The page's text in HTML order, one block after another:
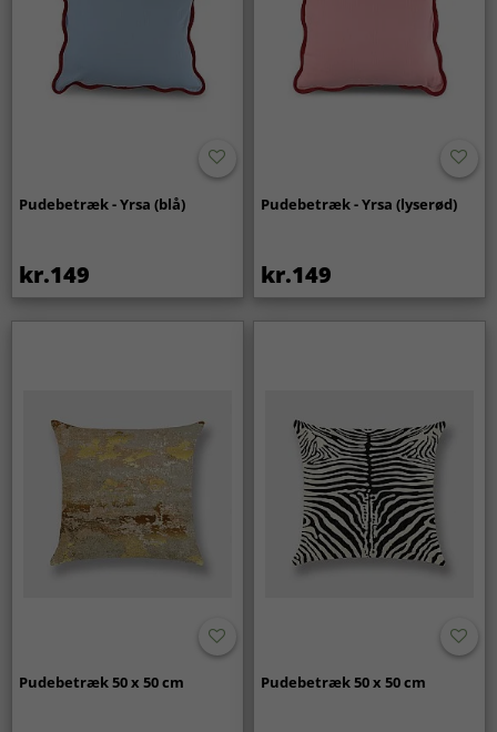
Pudebetræk - Yrsa (blå)
kr.149
Pudebetræk - Yrsa (lyserød)
kr.149
Pudebetræk 50 x 50 cm Pudebetræk 50 x 50 cm